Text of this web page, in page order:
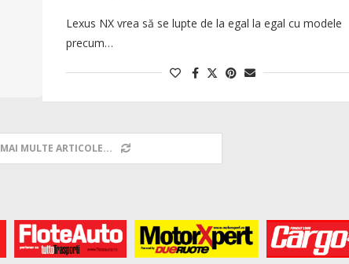
Lexus NX vrea să se lupte de la egal la egal cu modele
precum…
MAI MULTE ARTICOLE...